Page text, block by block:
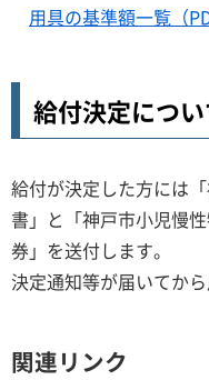
用具の基準額一覧（
給付決定につ
給付が決定した方には
書」と「神戸市小児慢
券」を送付します。
決定通知等が届いてか
関連リンク